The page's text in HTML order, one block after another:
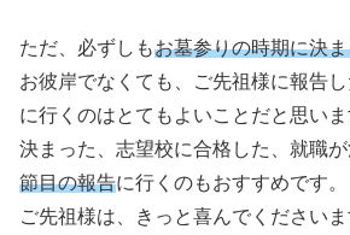
ただ、必ずしもお墓参りの時期に決
お彼岸でなくても、ご先祖様に報告
に行くのはとてもよいことだと思い
決まった、志望校に合格した、就職
節目の報告に行くのもおすすめです。
ご先祖様は、きっと喜んでくださいま